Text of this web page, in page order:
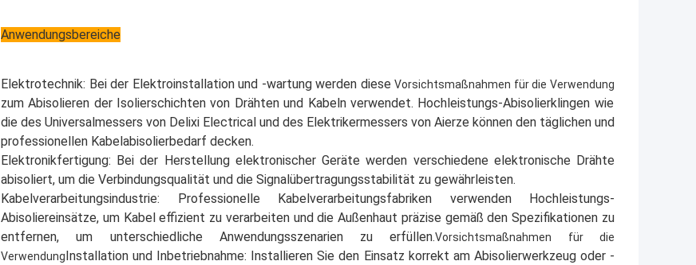
Anwendungsbereiche
Elektrotechnik: Bei der Elektroinstallation und -wartung werden dieseVorsichtsmaßnahmen für die Verwendung
zum Abisolieren der Isolierschichten von Drähten und Kabeln verwendet. Hochleistungs-Abisolierklingen wie
die des Universalmessers von Delixi Electrical und des Elektrikermessers von Aierze können den täglichen und
professionellen Kabelabisolierbedarf decken.
Elektronikfertigung: Bei der Herstellung elektronischer Geräte werden verschiedene elektronische Drähte
abisoliert, um die Verbindungsqualität und die Signalübertragungsstabilität zu gewährleisten.
Kabelverarbeitungsindustrie: Professionelle Kabelverarbeitungsfabriken verwenden Hochleistungs-
Abisoliereinsätze, um Kabel effizient zu verarbeiten und die Außenhaut präzise gemäß den Spezifikationen zu
entfernen, um unterschiedliche Anwendungsszenarien zu erfüllen.Vorsichtsmaßnahmen für die
Verwendung Installation und Inbetriebnahme: Installieren Sie den Einsatz korrekt am Abisolierwerkzeug oder -